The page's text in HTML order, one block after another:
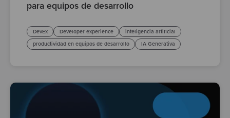
para equipos de desarrollo
DevEx Developer experience
inteligencia artificial
productividad en equipos de desarrollo
IA Generativa